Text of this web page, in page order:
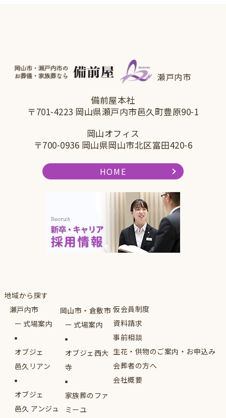
瀬戸内市
備前屋本社
〒701-4223 岡山県瀬戸内市邑久町豊原90-1
岡山オフィス
〒700-0936 岡山県岡山市北区富田420-6
HOME
地域から探す
瀬戸内市
式場案内
オブジェ
邑久リアン
オブジェ
邑久 アンジュ
岡山市・倉敷市
式場案内
オブジェ西大
寺
家族葬のファ
ミーユ
仮会員制度
資料請求
事前相談
生花・供物のご案内・お申込み
会葬者の方へ
会社概要